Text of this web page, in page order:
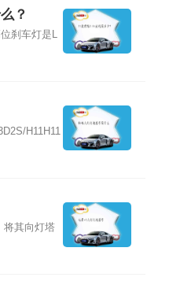
？
刹车灯是L
H11H11
将其向灯塔